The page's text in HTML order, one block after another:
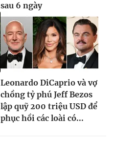
sau 6 ngày
Leonardo DiCaprio và vợ
chồng tỷ phú Jeff Bezos
lập quỹ 200 triệu USD để
phục hồi các loài có...